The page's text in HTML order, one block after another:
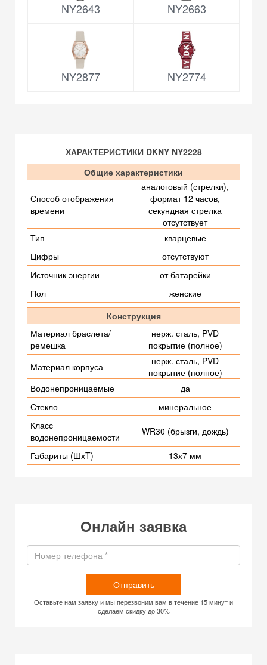
NY2643 NY2663
NY2877 NY2774
ХАРАКТЕРИСТИКИ DKNY NY2228
Общие характеристики
Способ отображения
времени
аналоговый (стрелки),
формат 12 часов,
секундная стрелка
отсутствует
Тип
кварцевые
Цифры
отсутствуют
Источник энергии
от батарейки
Пол
женские
Конструкция
Материал браслета/
ремешка
нерж. сталь, PVD
покрытие (полное)
Материал корпуса
нерж. сталь, PVD
покрытие (полное)
Водонепроницаемые
да
Стекло
минеральное
Класс
водонепроницаемости
WR30 (брызги, дождь)
Габариты (ШхT) 13х7 мм
Онлайн заявка
Отправить
Оставьте нам заявку и мы перезвоним вам в течение 15 минут и
сделаем скидку до 30%